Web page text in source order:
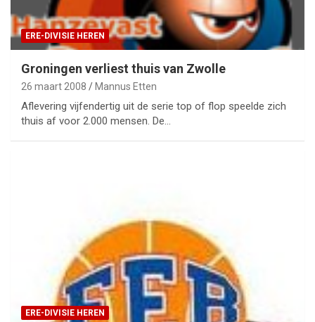
ERE-DIVISIE HEREN
Groningen verliest thuis van Zwolle
26 maart 2008 Mannus Etten
Aflevering vijfendertig uit de serie top of flop speelde zich
thuis af voor 2.000 mensen. De…
ERE-DIVISIE HEREN